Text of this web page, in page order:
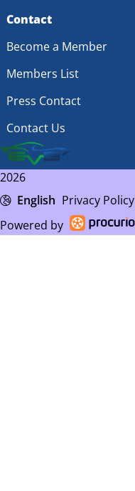
Contact
Become a Member
Members List
Press Contact
Contact Us
2026
English Privacy Policy
Powered by